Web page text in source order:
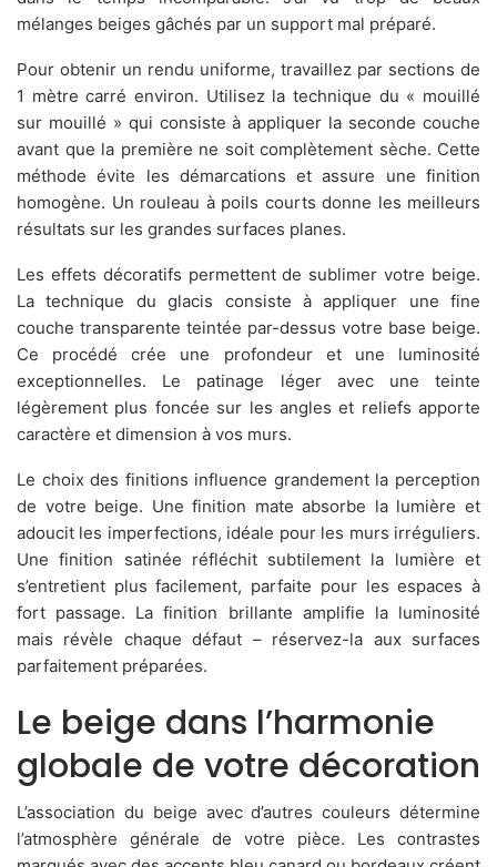
mélanges beiges gâchés par un support mal préparé.
Pour obtenir un rendu uniforme, travaillez par sections de
1 mètre carré environ. Utilisez la technique du « mouillé
sur mouillé » qui consiste à appliquer la seconde couche
avant que la première ne soit complètement sèche. Cette
méthode évite les démarcations et assure une finition
homogène. Un rouleau à poils courts donne les meilleurs
résultats sur les grandes surfaces planes.
Les effets décoratifs permettent de sublimer votre beige.
La technique du glacis consiste à appliquer une fine
couche transparente teintée par-dessus votre base beige.
Ce procédé crée une profondeur et une luminosité
exceptionnelles. Le patinage léger avec une teinte
légèrement plus foncée sur les angles et reliefs apporte
caractère et dimension à vos murs.
Le choix des finitions influence grandement la perception
de votre beige. Une finition mate absorbe la lumière et
adoucit les imperfections, idéale pour les murs irréguliers.
Une finition satinée réfléchit subtilement la lumière et
s’entretient plus facilement, parfaite pour les espaces à
fort passage. La finition brillante amplifie la luminosité
mais révèle chaque défaut – réservez-la aux surfaces
parfaitement préparées.
Le beige dans l’harmonie
globale de votre décoration
L’association du beige avec d’autres couleurs détermine
l’atmosphère générale de votre pièce. Les contrastes